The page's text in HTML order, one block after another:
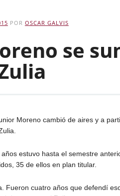
POR OSCAR GALVIS
se
Moreno cambió de aires y a
estuvo hasta el semestre
35 de ellos en plan titular.
Fueron cuatro años que defendí